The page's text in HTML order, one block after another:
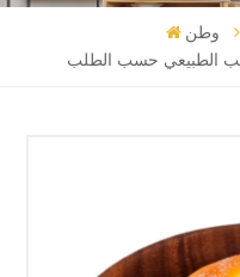
وطن
الطبيعي حسب الطلب